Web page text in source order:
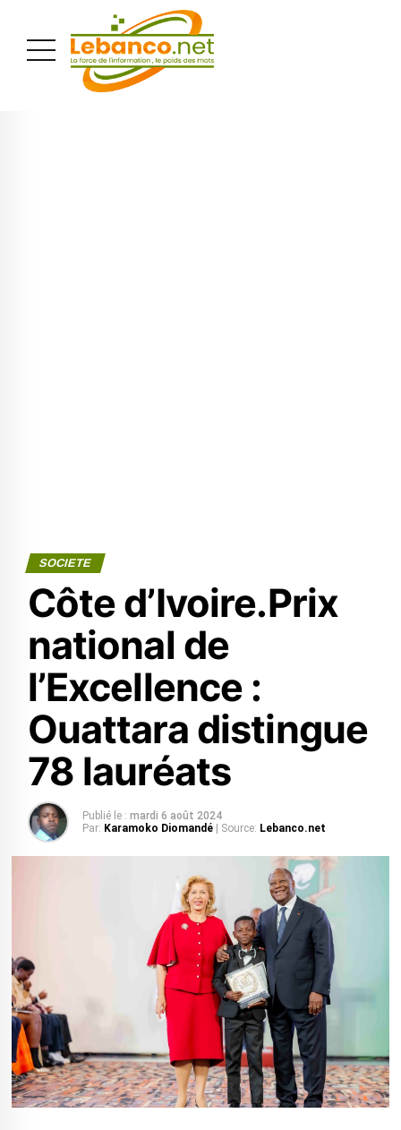
SOCIETE
Côte d’Ivoire.Prix
national de
l’Excellence :
Ouattara distingue
78 lauréats
Publié le : mardi 6 août 2024
Par: Karamoko Diomandé | Source: Lebanco.net